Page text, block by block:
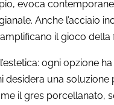
evoca
Anche l’acciaio
il gioco della
ogni opzione
desidera una
il gres porcellanato,